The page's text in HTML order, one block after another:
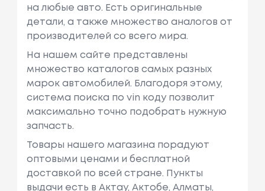
на любые авто. Есть оригинальные
детали, а также множество аналогов от
производителей со всего мира.
На нашем сайте представлены
множество каталогов самых разных
марок автомобилей. Благодоря этому,
система поиска по vin коду позволит
максимально точно подобрать нужную
запчасть.
Товары нашего магазина порадуют
оптовыми ценами и бесплатной
доставкой по всей стране. Пункты
выдачи есть в Актау, Актобе, Алматы,